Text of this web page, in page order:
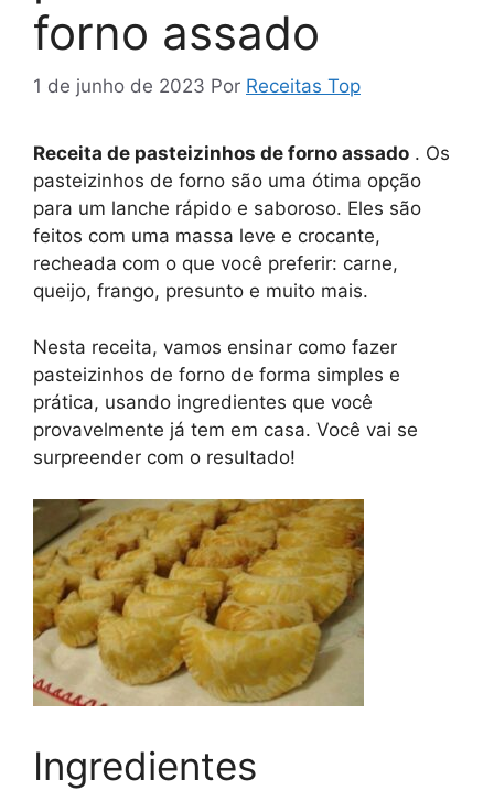
forno assado
1 de junho de 2023 Por Receitas Top
Receita de pasteizinhos de forno assado . Os
pasteizinhos de forno são uma ótima opção
para um lanche rápido e saboroso. Eles são
feitos com uma massa leve e crocante,
recheada com o que você preferir: carne,
queijo, frango, presunto e muito mais.
Nesta receita, vamos ensinar como fazer
pasteizinhos de forno de forma simples e
prática, usando ingredientes que você
provavelmente já tem em casa. Você vai se
surpreender com o resultado!
Ingredientes